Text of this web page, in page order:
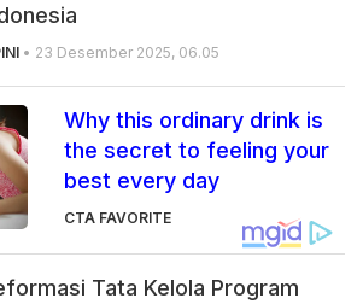
• 23 Desember 2025, 06.05
Why this ordinary drink is
the secret to feeling your
best every day
CTA FAVORITE
Tata Kelola Program